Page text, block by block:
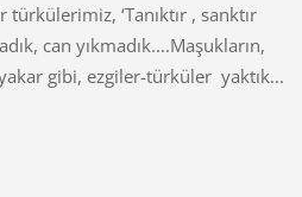
türkülerimiz, ‘Tanıktır , sanktır
can yıkmadık....Maşukların,
gibi, ezgiler-türküler yaktık...